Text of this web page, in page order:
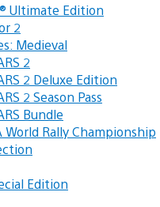
Ultimate Edition
2
Medieval
2
2 Deluxe Edition
2 Season Pass
Bundle
World Rally Championship
Edition